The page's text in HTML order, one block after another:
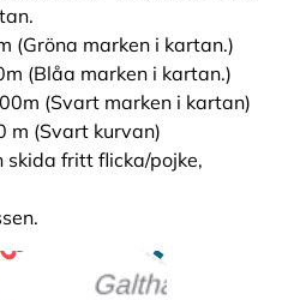
(Gröna marken i kartan.)
(Blåa marken i kartan.)
(Svart marken i kartan)
m (Svart kurvan)
skida fritt flicka/pojke,